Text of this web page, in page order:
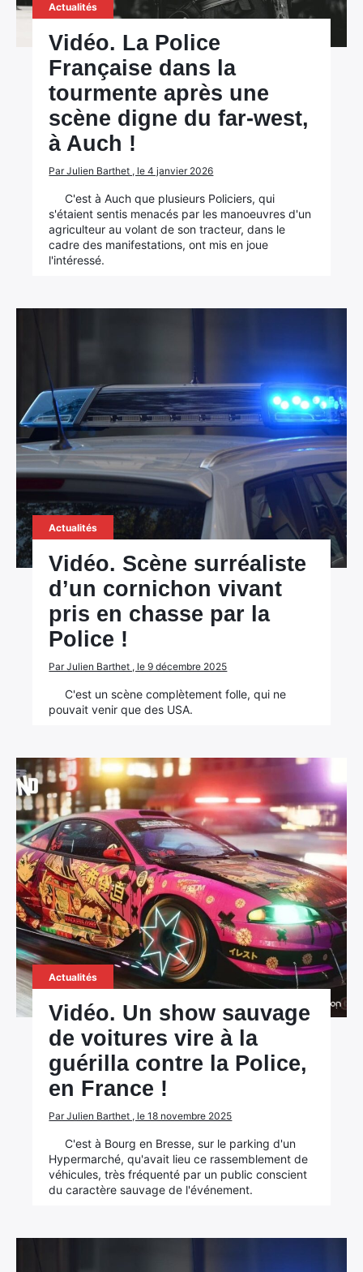
Actualités
Vidéo. La Police
Française dans la
tourmente après une
scène digne du far-west,
à Auch !
Par Julien Barthet , le 4 janvier 2026
C'est à Auch que plusieurs Policiers, qui
s'étaient sentis menacés par les manoeuvres d'un
agriculteur au volant de son tracteur, dans le
cadre des manifestations, ont mis en joue
l'intéressé.
Actualités
Vidéo. Scène surréaliste
d’un cornichon vivant
pris en chasse par la
Police !
Par Julien Barthet , le 9 décembre 2025
C'est un scène complètement folle, qui ne
pouvait venir que des USA.
Actualités
Vidéo. Un show sauvage
de voitures vire à la
guérilla contre la Police,
en France !
Par Julien Barthet , le 18 novembre 2025
C'est à Bourg en Bresse, sur le parking d'un
Hypermarché, qu'avait lieu ce rassemblement de
véhicules, très fréquenté par un public conscient
du caractère sauvage de l'événement.